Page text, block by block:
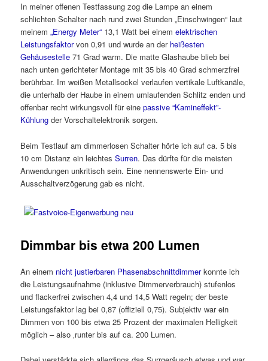
In meiner offenen Testfassung zog die Lampe an einem
schlichten Schalter nach rund zwei Stunden „Einschwingen“ laut
meinem„Energy Meter“ 13,1 Watt bei einemelektrischen
Leistungsfaktorvon 0,91 und wurde an der heißesten
Gehäusestelle 71 Grad warm. Die matte Glashaube blieb bei
nach unten gerichteter Montage mit 35 bis 40 Grad schmerzfrei
berührbar. Im weißen Metallsockel verlaufen vertikale Luftkanäle,
die unterhalb der Haube in einem umlaufenden Schlitz enden und
offenbar recht wirkungsvoll für einepassive “Kamineffekt”-
Kühlung der Vorschaltelektronik sorgen.
Beim Testlauf am dimmerlosen Schalter hörte ich auf ca. 5 bis
10 cm Distanz ein leichtesSurren. Das dürfte für die meisten
Anwendungen unkritisch sein. Eine nennenswerte Ein- und
Ausschaltverzögerung gab es nicht.
Dimmbar bis etwa 200 Lumen
An einem nicht justierbaren Phasenabschnittdimmerkonnte ich
die Leistungsaufnahme (inklusive Dimmerverbrauch) stufenlos
und flackerfrei zwischen 4,4 und 14,5 Watt regeln; der beste
Leistungsfaktor lag bei 0,87 (offiziell 0,75). Subjektiv war ein
Dimmen von 100 bis etwa 25 Prozent der maximalen Helligkeit
möglich – also ‚runter bis auf ca. 200 Lumen.